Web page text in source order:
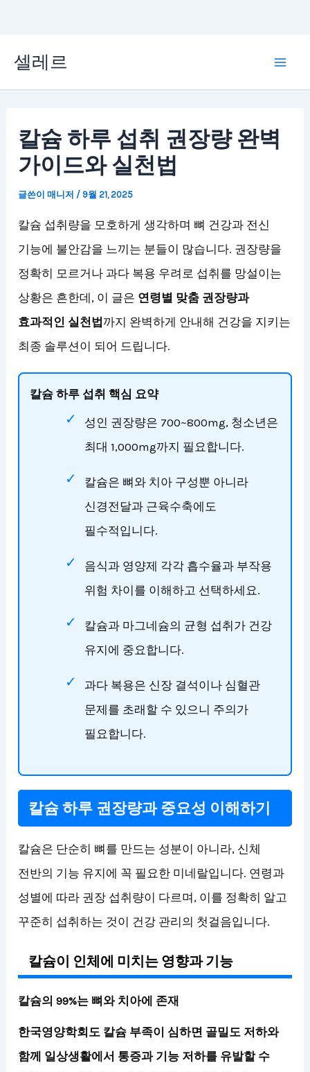
츠
셀레르
칼슘 하루 섭취 권장량 완벽
가이드와 실천법
글쓴이매니저 / 9월 21, 2025
칼슘 섭취량을 모호하게 생각하며 뼈 건강과 전신
기능에 불안감을 느끼는 분들이 많습니다. 권장량을
정확히 모르거나 과다 복용 우려로 섭취를 망설이는
상황은 흔한데, 이 글은 연령별 맞춤 권장량과
효과적인 실천법 까지 완벽하게 안내해 건강을 지키는
최종 솔루션이 되어 드립니다.
칼슘 하루 섭취 핵심 요약
성인 권장량은 700~800mg, 청소년은
최대 1,000mg까지 필요합니다.
칼슘은 뼈와 치아 구성뿐 아니라
신경전달과 근육수축에도
필수적입니다.
음식과 영양제 각각 흡수율과 부작용
위험 차이를 이해하고 선택하세요.
칼슘과 마그네슘의 균형 섭취가 건강
유지에 중요합니다.
과다 복용은 신장 결석이나 심혈관
문제를 초래할 수 있으니 주의가
필요합니다.
칼슘 하루 권장량과 중요성 이해하기
칼슘은 단순히 뼈를 만드는 성분이 아니라, 신체
전반의 기능 유지에 꼭 필요한 미네랄입니다. 연령과
성별에 따라 권장 섭취량이 다르며, 이를 정확히 알고
꾸준히 섭취하는 것이 건강 관리의 첫걸음입니다.
칼슘이 인체에 미치는 영향과 기능
칼슘의 99%는 뼈와 치아에 존재
한국영양학회도 칼슘 부족이 심하면 골밀도 저하와
함께 일상생활에서 통증과 기능 저하를 유발할 수